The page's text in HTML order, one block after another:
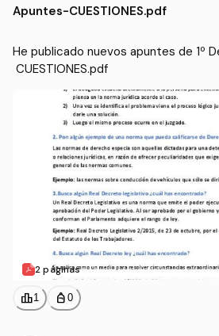
Apuntes-CUESTIONES.pdf
He publicado nuevos apuntes de 1º
CUESTIONES.pdf
2 páginas
leaderboard1 personal_bag 0